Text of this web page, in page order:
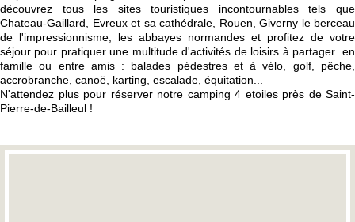
découvrez tous les sites touristiques incontournables tels que
Chateau-Gaillard, Evreux et sa cathédrale, Rouen, Giverny le berceau
de l'impressionnisme, les abbayes normandes et profitez de votre
séjour pour pratiquer une multitude d'activités de loisirs à partager en
famille ou entre amis : balades pédestres et à vélo, golf, pêche,
accrobranche, canoë, karting, escalade, équitation...
N'attendez plus pour réserver notre camping 4 etoiles près de Saint-
Pierre-de-Bailleul !